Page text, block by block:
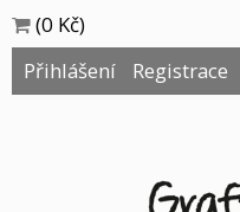
Přihlášení Registrace
(0 Kč)